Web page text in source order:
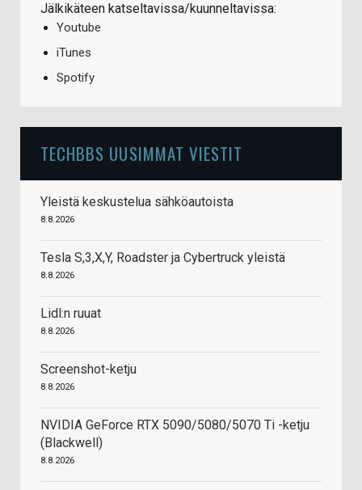
Jälkikäteen katseltavissa/kuunneltavissa:
Youtube
iTunes
Spotify
TECHBBS UUSIMMAT VIESTIT
Yleistä keskustelua sähköautoista
8.8.2026
Tesla S,3,X,Y, Roadster ja Cybertruck yleistä
8.8.2026
Lidl:n ruuat
8.8.2026
Screenshot-ketju
8.8.2026
NVIDIA GeForce RTX 5090/5080/5070 Ti -ketju
(Blackwell)
8.8.2026